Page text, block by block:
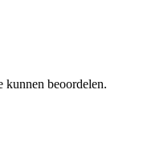
kunnen beoordelen.